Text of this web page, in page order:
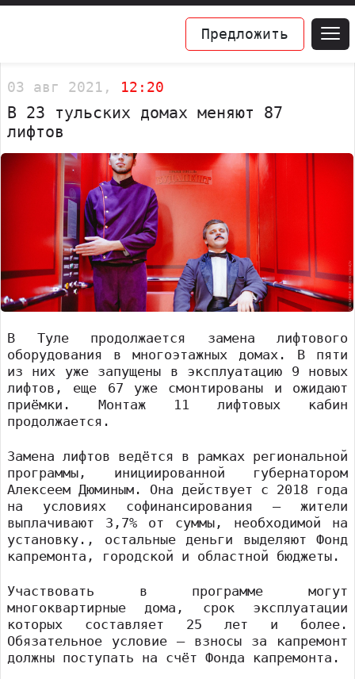
Предложить
03 авг 2021, 12:20
В 23 тульских домах меняют 87
лифтов
В Туле продолжается замена лифтового
оборудования в многоэтажных домах. В пяти
из них уже запущены в эксплуатацию 9 новых
лифтов, еще 67 уже смонтированы и ожидают
приёмки. Монтаж 11 лифтовых кабин
продолжается.
Замена лифтов ведётся в рамках региональной
программы, инициированной губернатором
Алексеем Дюминым. Она действует с 2018 года
на условиях софинансирования – жители
выплачивают 3,7% от суммы, необходимой на
установку., остальные деньги выделяют Фонд
капремонта, городской и областной бюджеты.
Участвовать в программе могут
многоквартирные дома, срок эксплуатации
которых составляет 25 лет и более.
Обязательное условие – взносы за капремонт
должны поступать на счёт Фонда капремонта.